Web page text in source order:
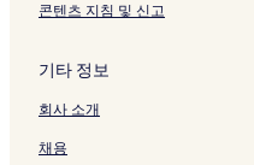
콘텐츠 지침 및 신고
기타 정보
회사 소개
채용